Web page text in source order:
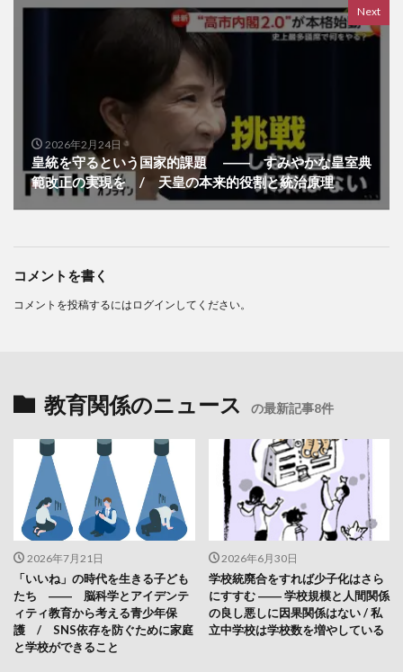
Next
2026年2月24日
皇統を守るという国家的課題 ―― すみやかな皇室典
範改正の実現を / 天皇の本来的役割と統治原理
コメントを書く
コメントを投稿するには ログイン してください。
教育関係のニュース の最新記事8件
2026年7月21日
「いいね」の時代を生きる子ども
たち ―― 脳科学とアイデンテ
ィティ教育から考える青少年保
護 / SNS依存を防ぐために家庭
と学校ができること
2026年6月30日
学校統廃合をすれば少子化はさら
にすすむ ―― 学校規模と人間関係
の良し悪しに因果関係はない / 私
立中学校は学校数を増やしている